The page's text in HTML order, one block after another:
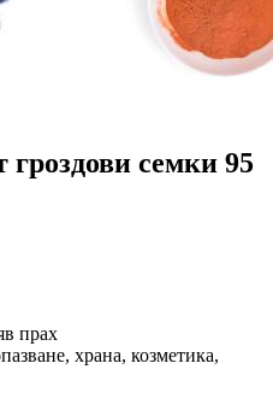
гроздови семки 95
прах
храна, козметика,